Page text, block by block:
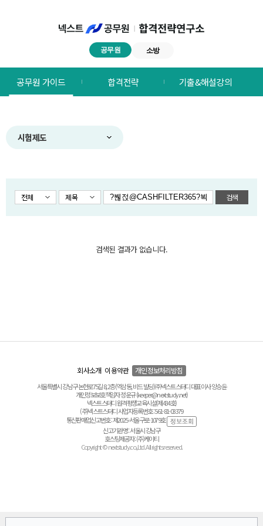
공무원 소방
합격전략연구소
메뉴
공무원 가이드 합격전략 기출&해설강의
시험제도
전체 제목 검색
검색된 결과가 없습니다.
회사소개 이용약관 개인정보처리방침
서울특별시 강남구 논현로75길 8, 2층(역삼동, 비드 빌딩) ㈜넥스트스터디 대표이사 양승윤
개인정보보호책임자 정운규 (keeper@nextstudy.net)
넥스트스터디 원격평생교육시설(제434호)
(주)넥스트스터디 사업자등록번호 : 561-81-03379
통신판매업신고번호 : 제2025-서울구로-1079호
신고기관명 : 서울시 강남구
호스팅제공자 : (주)케이티
Copyright © nextstudy.co.,Ltd. All rights reserved.